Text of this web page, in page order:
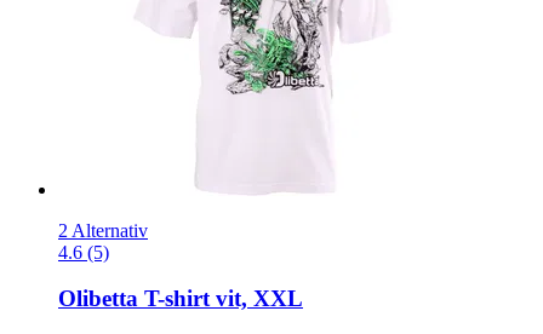
2 Alternativ
4.6 (5)
Olibetta T-​shirt vit, XXL